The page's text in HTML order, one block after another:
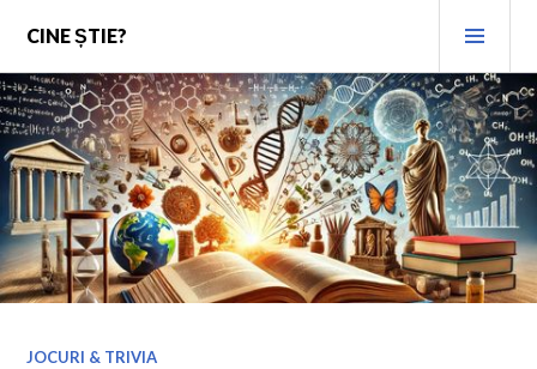
content
CINE ȘTIE?
JOCURI & TRIVIA